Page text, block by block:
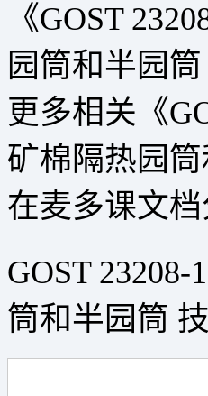
《GOST
园筒和半园
更多相关《
矿棉隔热园
在麦多课文档
GOST
筒和半园筒 技